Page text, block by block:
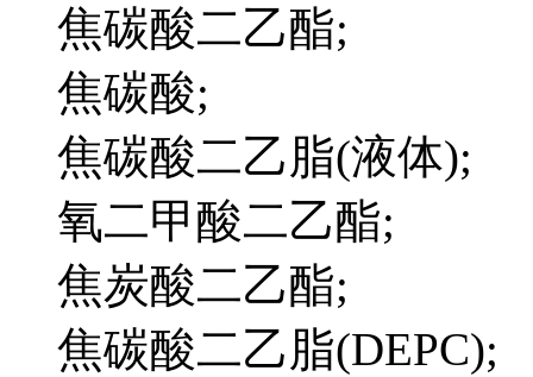
焦碳酸二乙酯;
焦碳酸;
焦碳酸二乙脂(液体);
氧二甲酸二乙酯;
焦炭酸二乙酯;
焦碳酸二乙脂(DEPC);